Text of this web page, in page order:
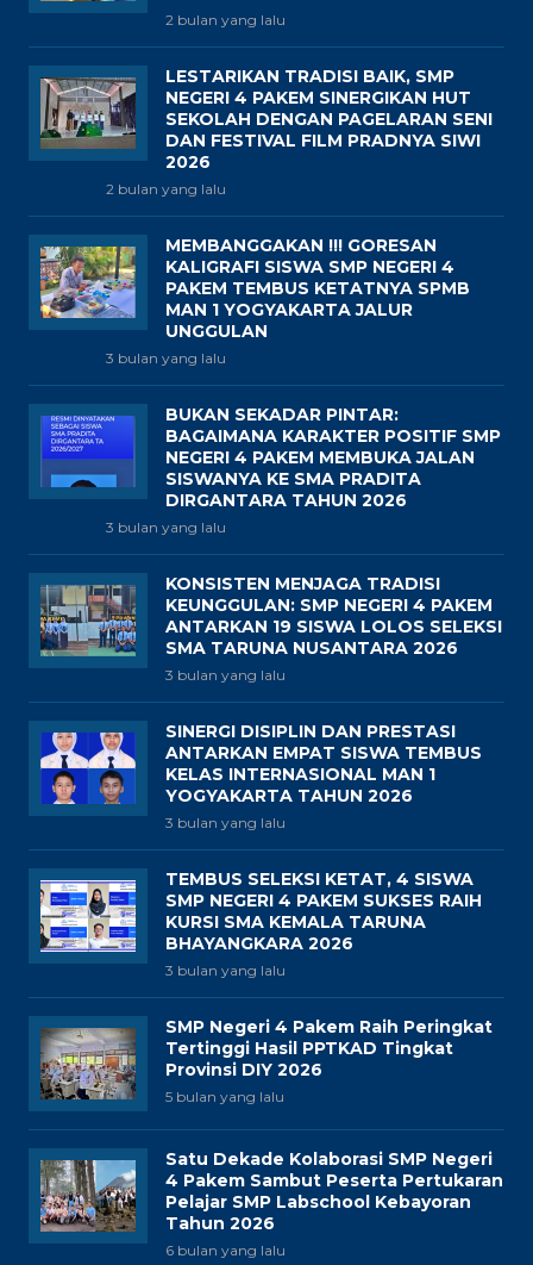
2 bulan yang lalu
LESTARIKAN TRADISI BAIK, SMP
NEGERI 4 PAKEM SINERGIKAN HUT
SEKOLAH DENGAN PAGELARAN SENI
DAN FESTIVAL FILM PRADNYA SIWI
2026
2 bulan yang lalu
MEMBANGGAKAN !!! GORESAN
KALIGRAFI SISWA SMP NEGERI 4
PAKEM TEMBUS KETATNYA SPMB
MAN 1 YOGYAKARTA JALUR
UNGGULAN
3 bulan yang lalu
BUKAN SEKADAR PINTAR:
BAGAIMANA KARAKTER POSITIF SMP
NEGERI 4 PAKEM MEMBUKA JALAN
SISWANYA KE SMA PRADITA
DIRGANTARA TAHUN 2026
3 bulan yang lalu
KONSISTEN MENJAGA TRADISI
KEUNGGULAN: SMP NEGERI 4 PAKEM
ANTARKAN 19 SISWA LOLOS SELEKSI
SMA TARUNA NUSANTARA 2026
3 bulan yang lalu
SINERGI DISIPLIN DAN PRESTASI
ANTARKAN EMPAT SISWA TEMBUS
KELAS INTERNASIONAL MAN 1
YOGYAKARTA TAHUN 2026
3 bulan yang lalu
TEMBUS SELEKSI KETAT, 4 SISWA
SMP NEGERI 4 PAKEM SUKSES RAIH
KURSI SMA KEMALA TARUNA
BHAYANGKARA 2026
3 bulan yang lalu
SMP Negeri 4 Pakem Raih Peringkat
Tertinggi Hasil PPTKAD Tingkat
Provinsi DIY 2026
5 bulan yang lalu
Satu Dekade Kolaborasi SMP Negeri
4 Pakem Sambut Peserta Pertukaran
Pelajar SMP Labschool Kebayoran
Tahun 2026
6 bulan yang lalu